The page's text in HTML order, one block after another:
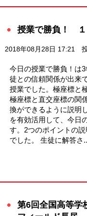
授業で勝負！ １
2018年08月28日 17:21
今日の授業で勝負！は
徒との信頼関係が出来
授業でした。極座標と
極座標と直交座標の関
換ができるように説明
を有効活用して、今日
す。2つのポイントの
でした。 生徒に解答さ
第6回全国高等学